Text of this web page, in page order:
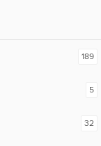
189
5
32